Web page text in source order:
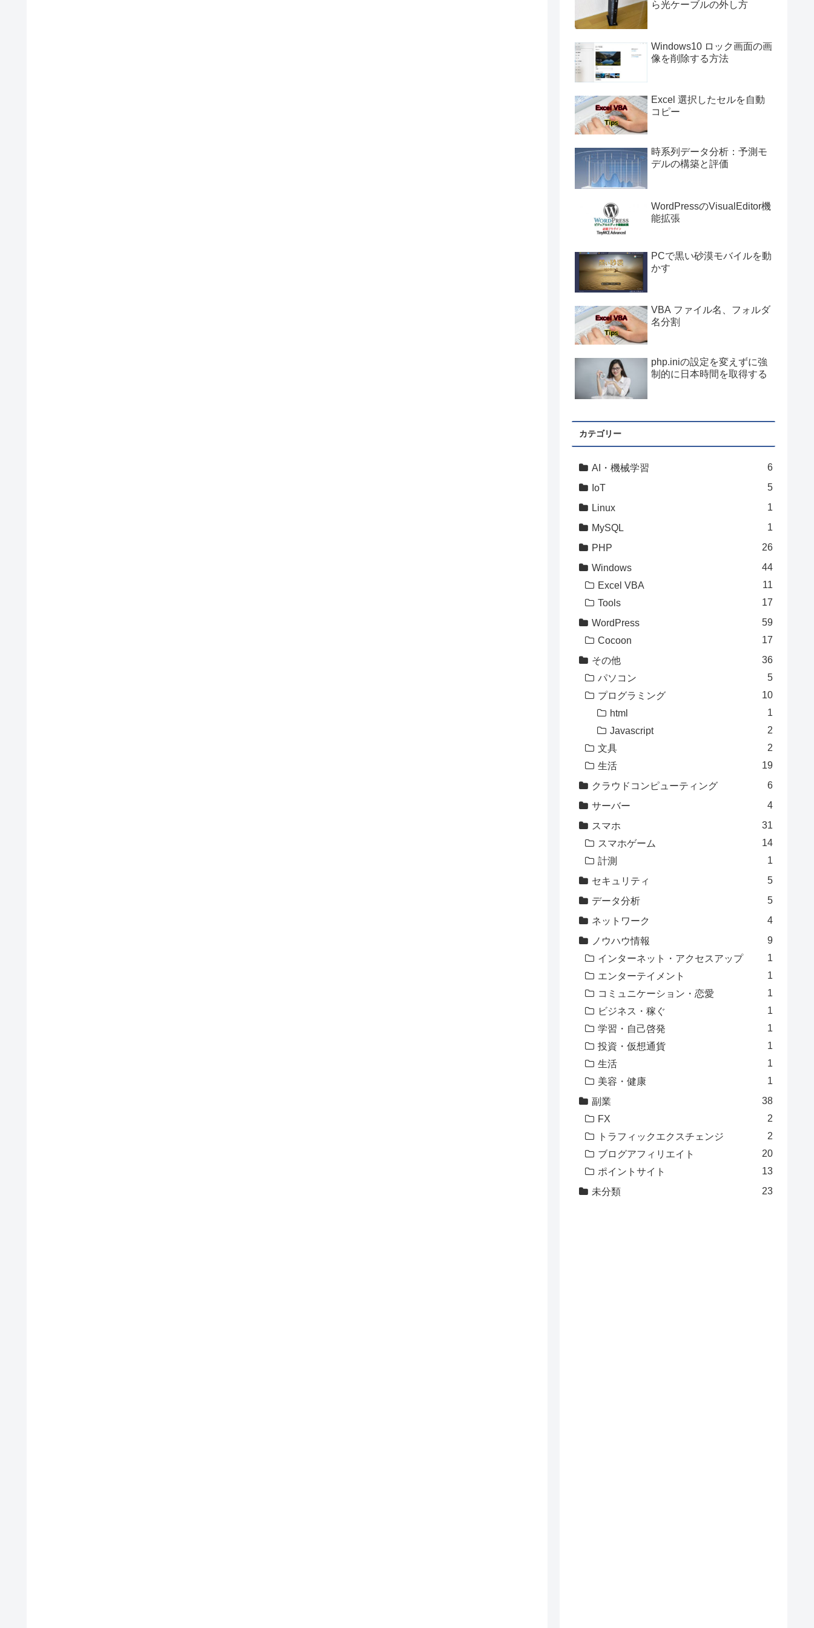
ら光ケーブルの外し方
Windows10 ロック画面の画
像を削除する方法
Excel 選択したセルを自動
コピー
時系列データ分析：予測モ
デルの構築と評価
WordPressのVisualEditor機
能拡張
PCで黒い砂漠モバイルを動
かす
VBA ファイル名、フォルダ
名分割
php.iniの設定を変えずに強
制的に日本時間を取得する
カテゴリー
AI・機械学習
6
IoT
5
Linux
1
MySQL
1
PHP
26
Windows
44
Excel VBA
11
Tools
17
WordPress
59
Cocoon
17
その他
36
パソコン
5
プログラミング
10
html
1
Javascript
2
文具
2
生活
19
クラウドコンピューティング
6
サーバー
4
スマホ
31
スマホゲーム
14
計測
1
セキュリティ
5
データ分析
5
ネットワーク
4
ノウハウ情報
9
インターネット・アクセスアップ
1
エンターテイメント
1
コミュニケーション・恋愛
1
ビジネス・稼ぐ
1
学習・自己啓発
1
投資・仮想通貨
1
生活
1
美容・健康
1
副業
38
FX
2
トラフィックエクスチェンジ
2
ブログアフィリエイト
20
ポイントサイト
13
未分類
23